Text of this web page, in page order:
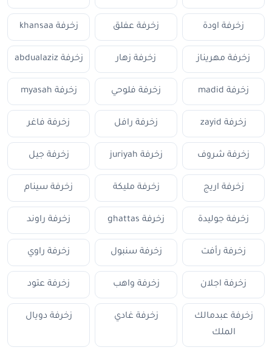
زخرفة اودة زخرفة عفلق زخرفة khansaa
زخرفة مهريناز زخرفة زهار زخرفة abdualaziz
زخرفة madid زخرفة فلوحي زخرفة myasah
زخرفة zayid زخرفة رافل زخرفة فاغر
زخرفة شروف زخرفة juriyah زخرفة جيل
زخرفة اريج زخرفة مليكة زخرفة سينام
زخرفة جوليدة زخرفة ghattas زخرفة راوند
زخرفة رأفت زخرفة سنبول زخرفة راوي
زخرفة اجلان زخرفة واهب زخرفة عتود
زخرفة عبدمالك
الملك
زخرفة غادي زخرفة دويال